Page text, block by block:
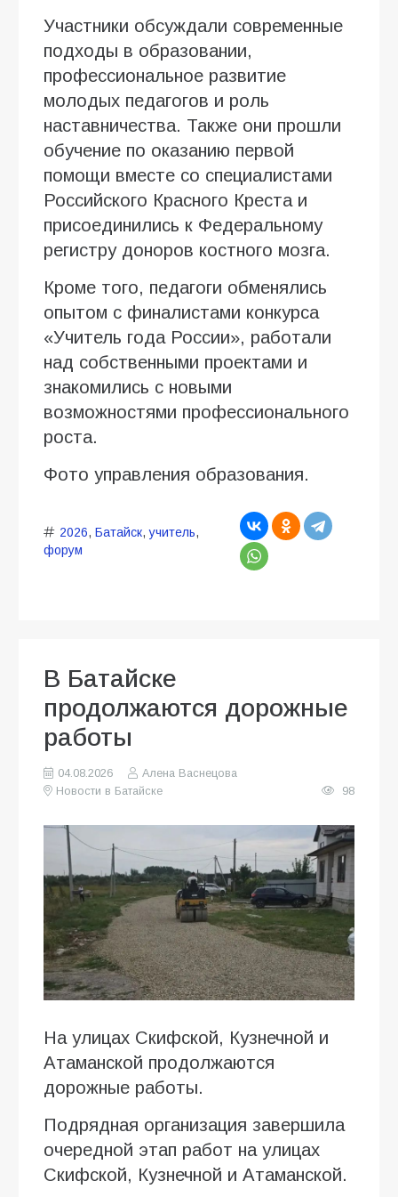
Участники обсуждали современные
подходы в образовании,
профессиональное развитие
молодых педагогов и роль
наставничества. Также они прошли
обучение по оказанию первой
помощи вместе со специалистами
Российского Красного Креста и
присоединились к Федеральному
регистру доноров костного мозга.
Кроме того, педагоги обменялись
опытом с финалистами конкурса
«Учитель года России», работали
над собственными проектами и
знакомились с новыми
возможностями профессионального
роста.
Фото управления образования.
2026, Батайск,учитель,
форум
В Батайске
продолжаются дорожные
работы
04.08.2026
Алена Васнецова
Новости в Батайске
98
На улицах Скифской, Кузнечной и
Атаманской продолжаются
дорожные работы.
Подрядная организация завершила
очередной этап работ на улицах
Скифской, Кузнечной и Атаманской.